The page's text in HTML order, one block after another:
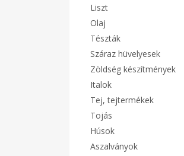
Liszt
Olaj
Tészták
Száraz hüvelyesek
Zöldség készítmények
Italok
Tej, tejtermékek
Tojás
Húsok
Aszalványok